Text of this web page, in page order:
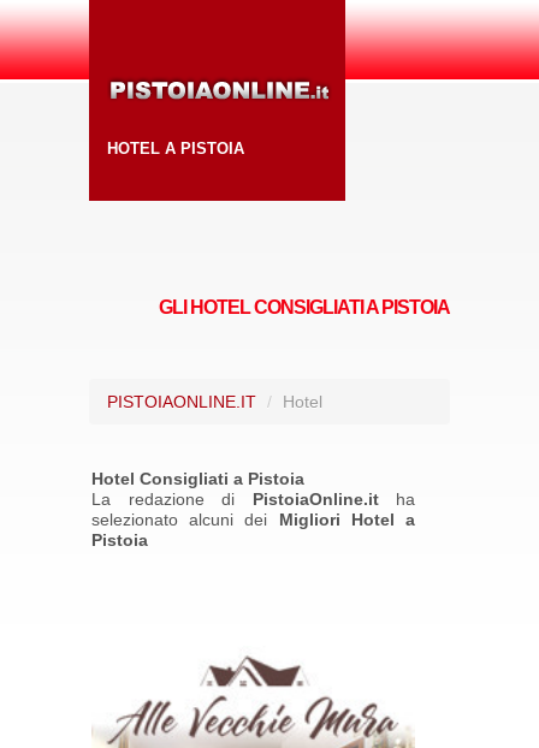
HOTEL A PISTOIA
GLI HOTEL CONSIGLIATI A PISTOIA
PISTOIAONLINE.IT / Hotel
Hotel Consigliati a Pistoia
La redazione di PistoiaOnline.itha
selezionato alcuni dei Migliori Hotel a
Pistoia